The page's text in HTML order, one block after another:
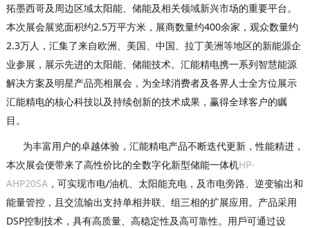
拓墨西哥及周边区域太阳能、储能及相关领域新兴市场的重要平台。
本次展会展览面积约2.5万平方米，展商数量约400余家，观众数量约
2.3万人，汇集了来自欧洲、美国、中国、拉丁美洲等地区的新能源企
业参展，展示先进的太阳能、储能技术。汇能精电携一系列智慧能源
解决方案及明星产品亮相展会，为全球消费者及各界人士全方位展示
汇能精电的核心科技以及持续创新的技术成果，赢得全球客户的瞩
目。
为丰富用户的卓越体验，汇能精电产品不断迭代更新，性能精进，
本次展会便带来了高性价⽐的全数字化新型储能⼀体机HP-
AHP20SA，可实现市电/油机、太阳能充电，及市电旁路、逆变输出和
能量管控，且交流输出支持单相并联、组三相的扩展应⽤。产品采⽤
DSP控制技术，具有⾼质量、⾼稳定性及⾼可靠性。⽤⼾可通过设